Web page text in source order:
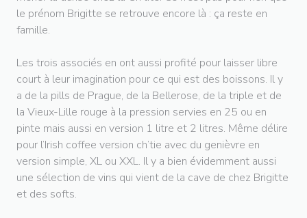
le prénom Brigitte se retrouve encore là : ça reste en
famille.
Les trois associés en ont aussi profité pour laisser libre
court à leur imagination pour ce qui est des boissons. Il y
a de la pills de Prague, de la Bellerose, de la triple et de
la Vieux-Lille rouge à la pression servies en 25 ou en
pinte mais aussi en version 1 litre et 2 litres. Même délire
pour l’Irish coffee version ch’tie avec du genièvre en
version simple, XL ou XXL. Il y a bien évidemment aussi
une sélection de vins qui vient de la cave de chez Brigitte
et des softs.